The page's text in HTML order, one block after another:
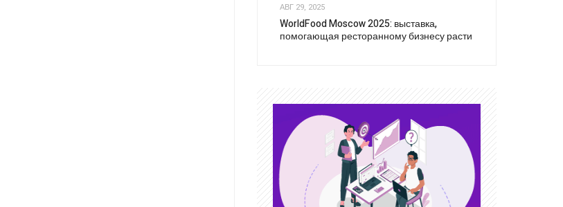
АВГ 29, 2025
WorldFood Moscow 2025: выставка,
помогающая ресторанному бизнесу расти